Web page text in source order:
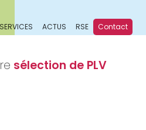
SERVICES ACTUS RSE Contact
sélection de PLV